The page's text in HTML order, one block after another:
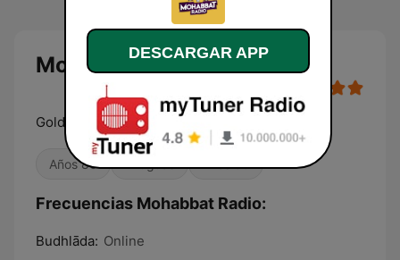
Mohabbat Radio
Golden hits of Bollywood
Años 80 Antiguas Años 90
Frecuencias Mohabbat Radio:
Budhlāda: Online
DESCARGAR APP